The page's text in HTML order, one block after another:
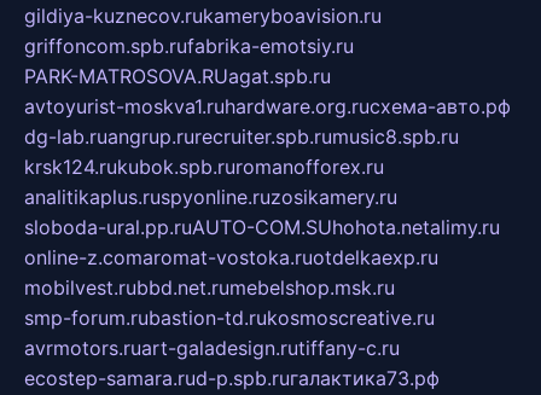
gildiya-kuznecov.rukameryboavision.ru
griffoncom.spb.rufabrika-emotsiy.ru
PARK-MATROSOVA.RUagat.spb.ru
avtoyurist-moskva1.ruhardware.org.ruсхема-авто.рф
dg-lab.ruangrup.rurecruiter.spb.rumusic8.spb.ru
krsk124.rukubok.spb.ruromanofforex.ru
analitikaplus.ruspyonline.ruzosikamery.ru
sloboda-ural.pp.ruAUTO-COM.SUhohota.netalimy.ru
online-z.comaromat-vostoka.ruotdelkaexp.ru
mobilvest.rubbd.net.rumebelshop.msk.ru
smp-forum.rubastion-td.rukosmoscreative.ru
avrmotors.ruart-galadesign.rutiffany-c.ru
ecostep-samara.rud-p.spb.ruгалактика73.рф